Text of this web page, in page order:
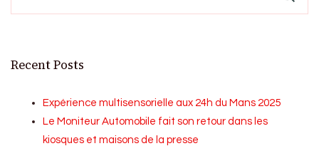
Recent Posts
Expérience multisensorielle aux 24h du Mans 2025
Le Moniteur Automobile fait son retour dans les
kiosques et maisons de la presse